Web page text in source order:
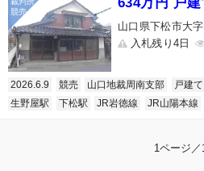
山口県下松市大
入札残り4日
2026.6.9 競売 山口地裁周南支部 戸建て
生野屋駅
下松駅 JR岩徳線 JR山陽本線
1ページ／